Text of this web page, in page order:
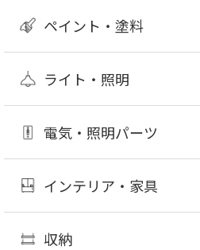
ペイント・塗料
ライト・照明
電気・照明パーツ
インテリア・家具
収納